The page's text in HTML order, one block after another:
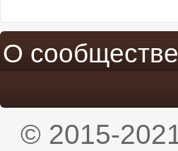
О сообществе
© 2015-